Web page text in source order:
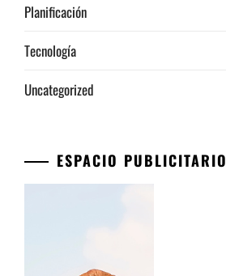
Planificación
Tecnología
Uncategorized
ESPACIO PUBLICITARIO